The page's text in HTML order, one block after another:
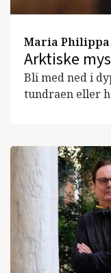
Maria Philippa
Arktiske
Bli med ned i
tundraen eller